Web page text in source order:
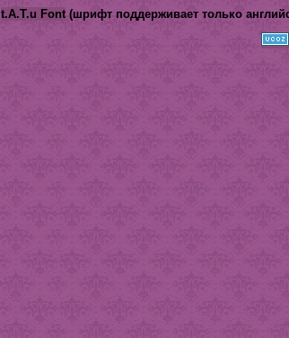
t.A.T.u Font(шрифт поддерживает только